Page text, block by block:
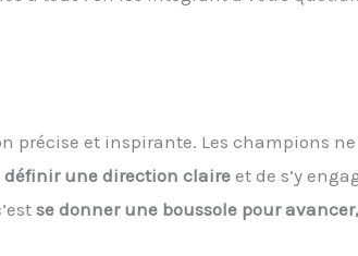
et inspirante. Les champions
définir une direction claire et de s’y
se donner une boussole pour